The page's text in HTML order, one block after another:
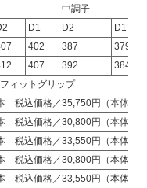
中調子
D1 D2
D1
402 387
379
407 392
384
ィットグリップ
税込価格／35,750円（本体価
税込価格／30,800円（本体価
税込価格／33,550円（本体価
税込価格／30,800円（本体価
税込価格／33,550円（本体価